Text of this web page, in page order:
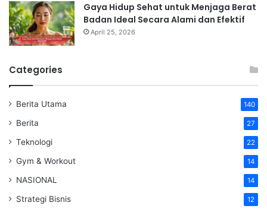
Gaya Hidup Sehat untuk Menjaga Berat
Badan Ideal Secara Alami dan Efektif
April 25, 2026
Categories
Berita Utama 140
Berita 27
Teknologi 22
Gym & Workout 14
NASIONAL 14
Strategi Bisnis 12